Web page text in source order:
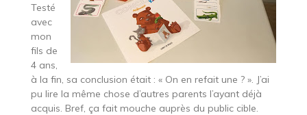
Testé
avec
mon
fils de
4 ans,
à la fin, sa conclusion était : « On en refait une ? ». J’ai
pu lire la même chose d’autres parents l’ayant déjà
acquis. Bref, ça fait mouche auprès du public cible.